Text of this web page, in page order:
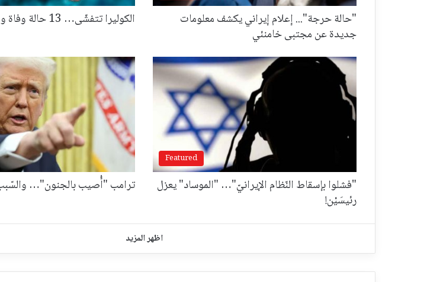
"حالة حرجة"... إعلام إيراني يكشف معلومات
جديدة عن مجتبى خامنئي
الكوليرا تتفشّى… 13 حالة وفاة و239 إصابة!
Featured
"فشلوا بإسقاط النّظام الإيرانيّ"… "الموساد" يعزل
رئيسَيْن!
ترامب "أُصيب بالجنون"…
اظهر المزيد